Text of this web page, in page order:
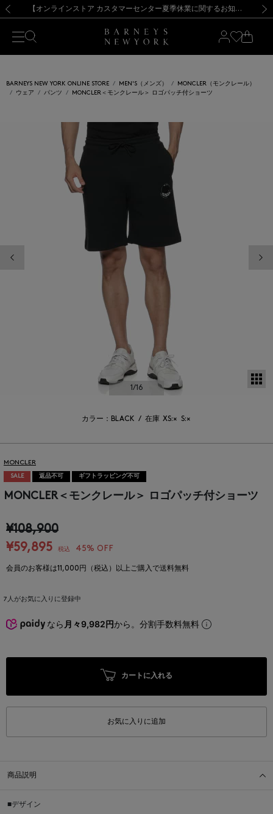
新規登録のお客様も対象！＜MY BARNEYS＞会員のお客様は11,000円（税込）以上のお買上げで常時送料無料！お買い物の際は会員登録を！
【夏季休業に伴う出荷一時停止のお知らせ】(2026.8.7) 【オンラインストア カスタマーセンター夏季休業に関するお知らせ】（2026.8.7）
【夏季休業に伴う返品・交換承り一時停止のお知らせ】（2026.8.5）
熊本県を中心とした地震の影響によるお荷物のお届けについて
【開催中】SUMMER SALEのご案内・ご注意事項 新規登録のお客様も対象！＜MY BARNEYS＞会員のお客様は11,000円（税込）以上のお買上げで常時送料無料！お買い物の際は会員登録を！
【夏季休業に伴う出荷一時停止のお知らせ】(2026.8.7)
BARNEYS NEW YORK ONLINE STORE MEN'S（メンズ）
MONCLER（モンクレール）
ウェア
パンツ MONCLER＜モンクレール＞ ロゴパッチ付ショーツ
1/16
カラー：BLACK / 在庫 XS:× S:×
MONCLER
SALE 返品不可 ギフトラッピング不可
MONCLER＜モンクレール＞ ロゴパッチ付ショーツ
¥108,900
¥59,895
税込 45% OFF
会員のお客様は11,000円（税込）以上ご購入で送料無料
7 人がお気に入りに登録中
なら 月々9,982円から。分割手数料無料
カートに入れる
お気に入りに追加
商品説明
■デザイン